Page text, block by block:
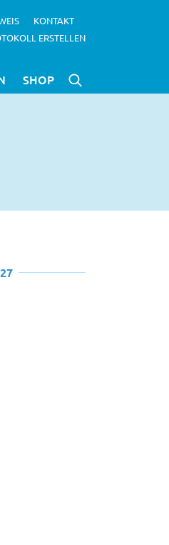
KONTAKT
ERSTELLEN
SHOP